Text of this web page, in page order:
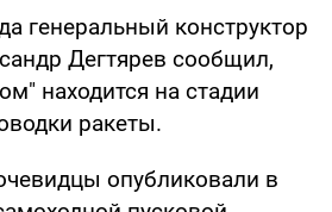
генеральный конструктор
Дегтярев сообщил,
находится на стадии
ракеты.
опубликовали в